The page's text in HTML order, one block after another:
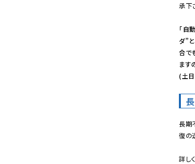
承下
「自
ダ”
合で
ます
(土
長期
復の